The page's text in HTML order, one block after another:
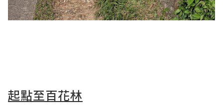
起點至百花林